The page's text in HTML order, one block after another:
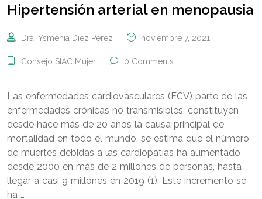
Hipertensión arterial en menopausia
Dra. Ysmenia Diez Peréz noviembre 7, 2021
Consejo SIAC Mujer 0 Comments
Las enfermedades cardiovasculares (ECV) parte de las
enfermedades crónicas no transmisibles, constituyen
desde hace más de 20 años la causa principal de
mortalidad en todo el mundo, se estima que el número
de muertes debidas a las cardiopatías ha aumentado
desde 2000 en más de 2 millones de personas, hasta
llegar a casi 9 millones en 2019 (1). Este incremento se
ha …